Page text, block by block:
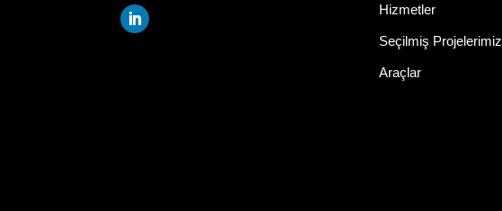
Hizmetler
Seçilmiş Projelerimiz
Araçlar